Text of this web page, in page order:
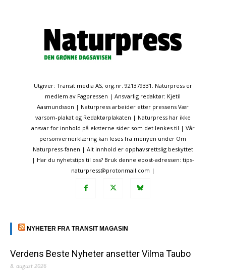
Utgiver: Transit media AS, org.nr. 921379331. Naturpress er
medlem av Fagpressen | Ansvarlig redaktør: Kjetil
Aasmundsson | Naturpress arbeider etter pressens Vær
varsom-plakat og Redaktørplakaten | Naturpress har ikke
ansvar for innhold på eksterne sider som det lenkes til | Vår
personvernerklæring kan leses fra menyen under Om
Naturpress-fanen | Alt innhold er opphavsrettslig beskyttet
| Har du nyhetstips til oss? Bruk denne epost-adressen: tips-
naturpress@protonmail.com |
NYHETER FRA TRANSIT MAGASIN
Verdens Beste Nyheter ansetter Vilma Taubo
8. august 2026